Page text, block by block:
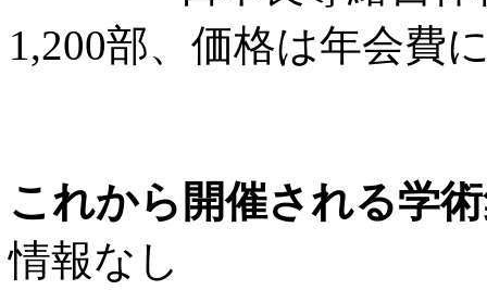
1,200部、価格は年会費
これから開催される学
情報なし